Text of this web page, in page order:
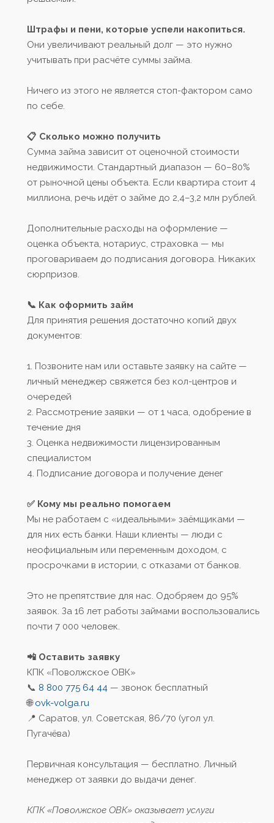
Штрафы и пени, которые успели накопиться.
Они увеличивают реальный долг — это нужно
учитывать при расчёте суммы займа.
Ничего из этого не является стоп-фактором само
по себе.
📋 Сколько можно получить
Сумма займа зависит от оценочной стоимости
недвижимости. Стандартный диапазон — 60–80%
от рыночной цены объекта. Если квартира стоит 4
миллиона, речь идёт о займе до 2,4–3,2 млн рублей.
Дополнительные расходы на оформление —
оценка объекта, нотариус, страховка — мы
проговариваем до подписания договора. Никаких
сюрпризов.
📞 Как оформить займ
Для принятия решения достаточно копий двух
документов:
1. Позвоните нам или оставьте заявку на сайте —
личный менеджер свяжется без кол-центров и
очередей
2. Рассмотрение заявки — от 1 часа, одобрение в
течение дня
3. Оценка недвижимости лицензированным
специалистом
4. Подписание договора и получение денег
✅ Кому мы реально помогаем
Мы не работаем с «идеальными» заёмщиками —
для них есть банки. Наши клиенты — люди с
неофициальным или переменным доходом, с
просрочками в истории, с отказами от банков.
Это не препятствие для нас. Одобряем до 95%
заявок. За 16 лет работы займами воспользовались
почти 7 000 человек.
📲 Оставить заявку
КПК «Поволжское ОВК»
📞 8 800 775 64 44 — звонок бесплатный
🌐ovk-volga.ru
📍 Саратов, ул. Советская, 86/70 (угол ул.
Пугачёва)
Первичная консультация — бесплатно. Личный
менеджер от заявки до выдачи денег.
КПК «Поволжское ОВК» оказывает услуги